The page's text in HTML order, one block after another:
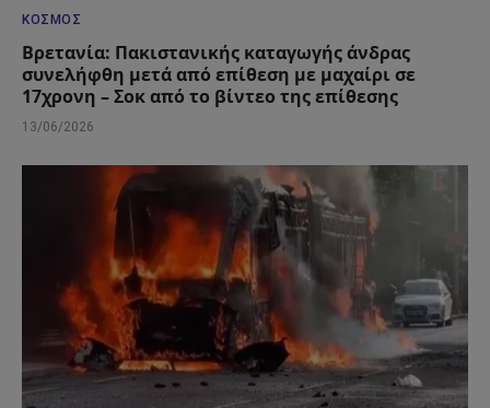
ΚΌΣΜΟΣ
Βρετανία: Πακιστανικής καταγωγής άνδρας
συνελήφθη μετά από επίθεση με μαχαίρι σε
17χρονη – Σοκ από το βίντεο της επίθεσης
13/06/2026